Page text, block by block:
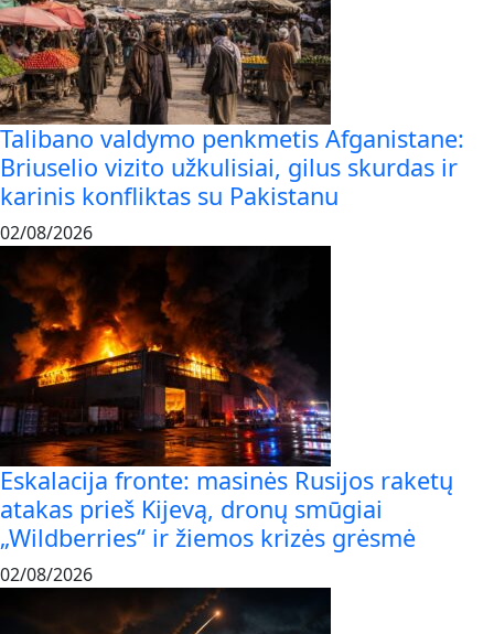
Talibano valdymo penkmetis Afganistane:
Briuselio vizito užkulisiai, gilus skurdas ir
karinis konfliktas su Pakistanu
02/08/2026
Eskalacija fronte: masinės Rusijos raketų
atakas prieš Kijevą, dronų smūgiai
„Wildberries“ ir žiemos krizės grėsmė
02/08/2026